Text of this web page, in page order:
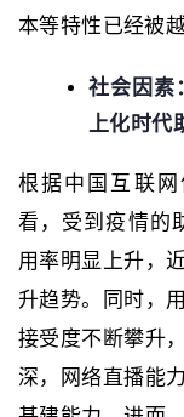
本等特性已经被
社会因素
上化时代
根据中国互联
看，受到疫情的
用率明显上升，
升趋势。同时，
接受度不断攀升
深，网络直播能